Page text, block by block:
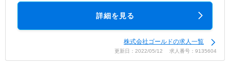
詳細を見る
株式会社ゴールドの求人一覧
更新日：2022/05/12 求人番号：9135604